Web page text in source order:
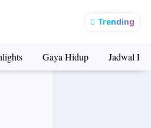
Trending
Gaya Hidup Jadwal